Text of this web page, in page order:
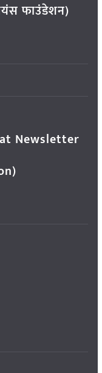
फाउंडेशन)
Newsletter